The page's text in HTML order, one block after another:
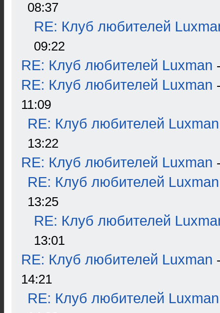
08:37
RE: Клуб любителей
09:22
RE: Клуб любителей Luxman
RE: Клуб любителей Luxman
11:09
RE: Клуб любителей Luxman
13:22
RE: Клуб любителей Luxman
RE: Клуб любителей Luxman
13:25
RE: Клуб любителей
13:01
RE: Клуб любителей Luxman
14:21
RE: Клуб любителей Luxman